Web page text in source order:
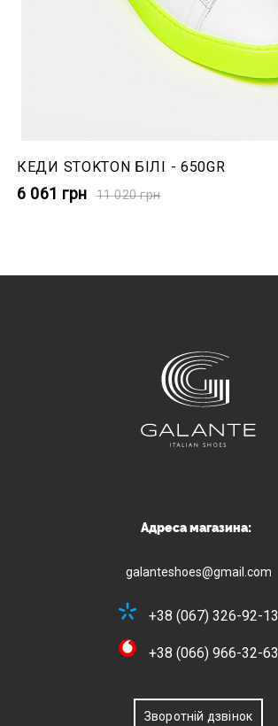
КЕДИ STOKTON БІЛІ - 650GR
6 061 грн 11 020грн
Адреса магазина:
galanteshoes@gmail.com
+38 (067) 326-92-13
+38 (066) 966-32-63
Зворотній дзвінок